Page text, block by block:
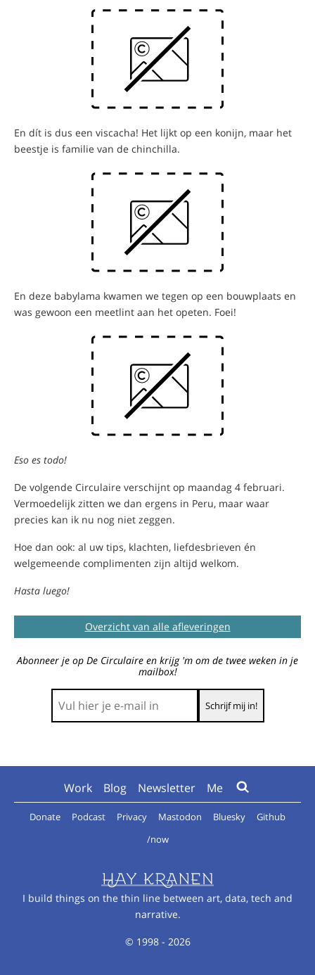
En dít is dus een viscacha! Het lijkt op een konijn, maar het
beestje is familie van de chinchilla.
En deze babylama kwamen we tegen op een bouwplaats en
was gewoon een meetlint aan het opeten. Foei!
Eso es todo!
De volgende Circulaire verschijnt op maandag 4 februari.
Vermoedelijk zitten we dan ergens in Peru, maar waar
precies kan ik nu nog niet zeggen.
Hoe dan ook: al uw tips, klachten, liefdesbrieven én
welgemeende complimenten zijn altijd welkom.
Hasta luego!
Overzicht van alle afleveringen
Abonneer je op De Circulaire en krijg 'm om de twee weken in je
mailbox!
I build things on the thin line between art, data, tech and
narrative.
© 1998 - 2026
Work Blog Newsletter Me
Donate Podcast Privacy Mastodon Bluesky
Github
/now